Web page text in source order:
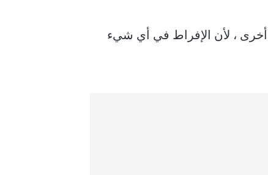
أخرى ، لأن الإفراط في أي شيء